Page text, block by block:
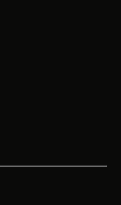
tab
a new tab
tab